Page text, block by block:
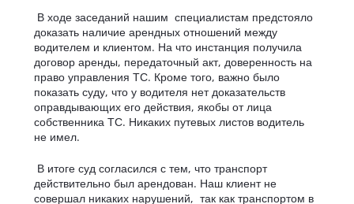
В ходе заседаний нашим специалистам предстояло
доказать наличие арендных отношений между
водителем и клиентом. На что инстанция получила
договор аренды, передаточный акт, доверенность на
право управления ТС. Кроме того, важно было
показать суду, что у водителя нет доказательств
оправдывающих его действия, якобы от лица
собственника ТС. Никаких путевых листов водитель
не имел.
В итоге суд согласился с тем, что транспорт
действительно был арендован. Наш клиент не
совершал никаких нарушений, так как транспортом в